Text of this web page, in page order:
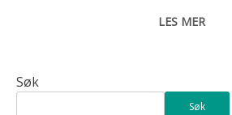
LES MER
Søk
Søk